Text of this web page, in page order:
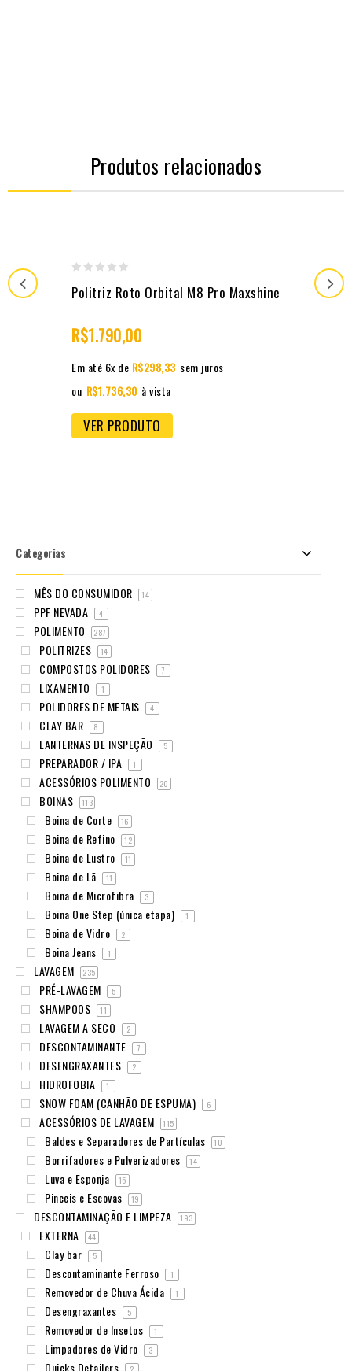
Produtos relacionados
out
5
Politriz Roto Orbital M8 Pro Maxshine
R$1.790,00
Em até 6x de R$298,33 sem juros
ou R$1.736,30 à vista
VER PRODUTO
Categorias
MÊS DO CONSUMIDOR 14
PPF NEVADA 4
POLIMENTO 287
POLITRIZES 14
COMPOSTOS POLIDORES 7
LIXAMENTO 1
POLIDORES DE METAIS 4
CLAY BAR 8
LANTERNAS DE INSPEÇÃO 5
PREPARADOR / IPA 1
ACESSÓRIOS POLIMENTO 20
BOINAS 113
Boina de Corte 16
Boina de Refino 12
Boina de Lustro 11
Boina de Lã 11
Boina de Microfibra 3
Boina One Step (única etapa) 1
Boina de Vidro 2
Boina Jeans 1
LAVAGEM 235
PRÉ-LAVAGEM 5
SHAMPOOS 11
LAVAGEM A SECO 2
DESCONTAMINANTE 7
DESENGRAXANTES 2
HIDROFOBIA 1
SNOW FOAM (CANHÃO DE ESPUMA) 6
ACESSÓRIOS DE LAVAGEM 115
Baldes e Separadores de Partículas 10
Borrifadores e Pulverizadores 14
Luva e Esponja 15
Pinceis e Escovas 19
DESCONTAMINAÇÃO E LIMPEZA 193
EXTERNA 44
Clay bar 5
Descontaminante Ferroso 1
Removedor de Chuva Ácida 1
Desengraxantes 5
Removedor de Insetos 1
Limpadores de Vidro 3
Quicks Detailers